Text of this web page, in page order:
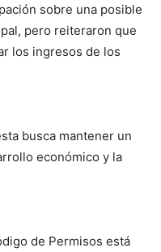
sobre una posible
pero reiteraron que
los ingresos de los
busca mantener un
económico y la
de Permisos está